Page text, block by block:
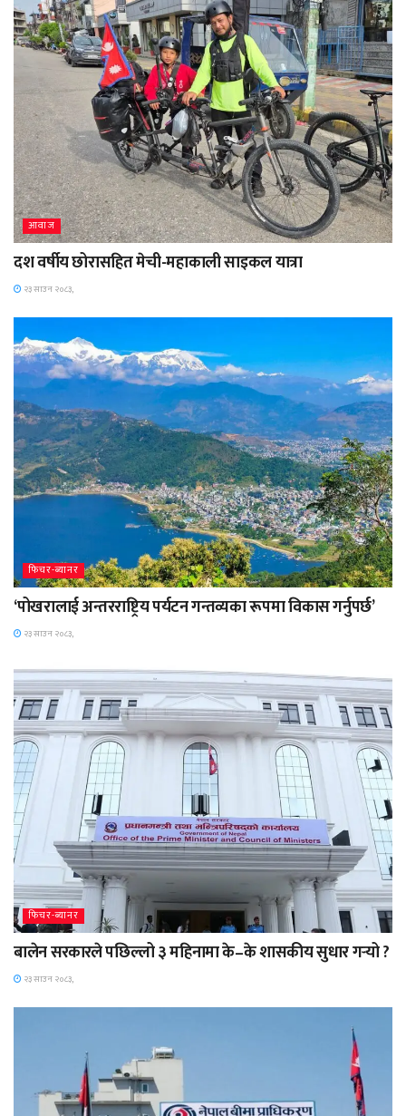
आवाज
दश वर्षीय छोरासहित मेची-महाकाली साइकल यात्रा
२३ साउन २०८३,
फिचर-ब्यानर
‘पोखरालाई अन्तरराष्ट्रिय पर्यटन गन्तव्यका रूपमा विकास गर्नुपर्छ’
२३ साउन २०८३,
फिचर-ब्यानर
बालेन सरकारले पछिल्लो ३ महिनामा के–के शासकीय सुधार गर्‍यो ?
२३ साउन २०८३,